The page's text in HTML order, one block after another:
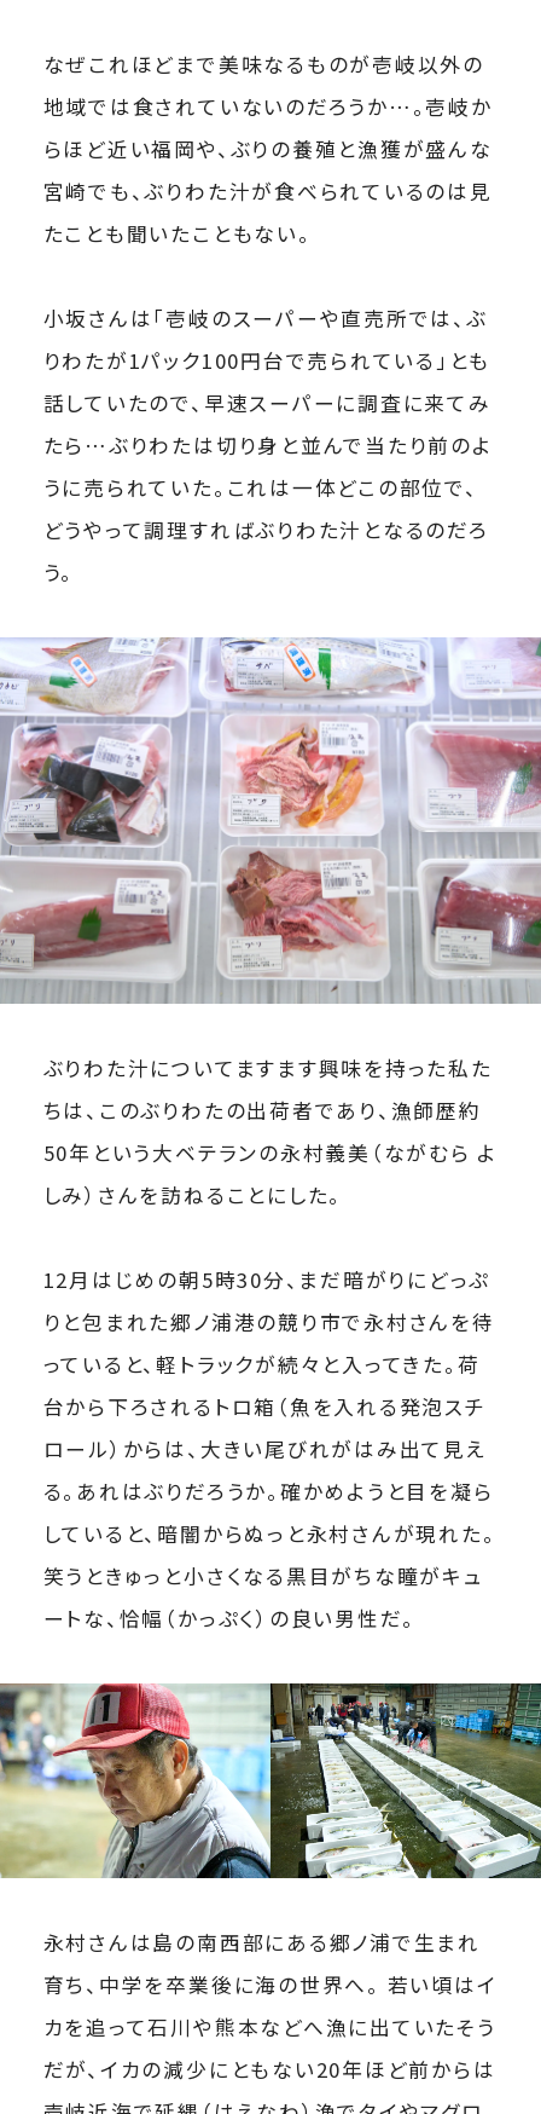
なぜこれほどまで美味なるものが壱岐以外の
地域では食されていないのだろうか…。壱岐か
らほど近い福岡や、ぶりの養殖と漁獲が盛んな
宮崎でも、ぶりわた汁が食べられているのは見
たことも聞いたこともない。
小坂さんは「壱岐のスーパーや直売所では、ぶ
りわたが1パック100円台で売られている」とも
話していたので、早速スーパーに調査に来てみ
たら…ぶりわたは切り身と並んで当たり前のよ
うに売られていた。これは一体どこの部位で、
どうやって調理すればぶりわた汁となるのだろ
う。
ぶりわた汁についてますます興味を持った私た
ちは、このぶりわたの出荷者であり、漁師歴約
50年という大ベテランの永村義美（ながむら よ
しみ）さんを訪ねることにした。
12月はじめの朝5時30分、まだ暗がりにどっぷ
りと包まれた郷ノ浦港の競り市で永村さんを待
っていると、軽トラックが続々と入ってきた。荷
台から下ろされるトロ箱（魚を入れる発泡スチ
ロール）からは、大きい尾びれがはみ出て見え
る。あれはぶりだろうか。確かめようと目を凝ら
していると、暗闇からぬっと永村さんが現れた。
笑うときゅっと小さくなる黒目がちな瞳がキュ
ートな、恰幅（かっぷく）の良い男性だ。
永村さんは島の南西部にある郷ノ浦で生まれ
育ち、中学を卒業後に海の世界へ。 若い頃はイ
カを追って石川や熊本などへ漁に出ていたそう
だが、イカの減少にともない20年ほど前からは